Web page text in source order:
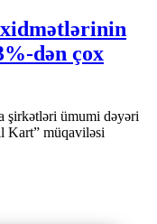
xidmətlərinin
dən çox
şirkətləri ümumi dəyəri
Kart” müqaviləsi